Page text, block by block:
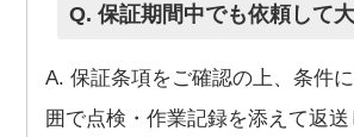
Q. 保証期間中でも依頼して
A. 保証条項をご確認の上、条件
囲で点検・作業記録を添えて返送